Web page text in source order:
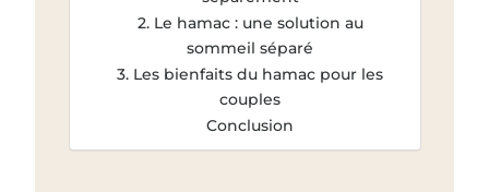
2. Le hamac : une solution au
sommeil séparé
3. Les bienfaits du hamac pour les
couples
Conclusion